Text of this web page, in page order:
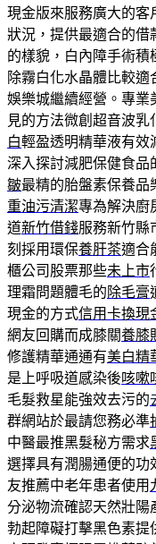
現金版來服務廣大的客
狀況，提供最適合的借
的樣貌，白內障手術積
除霧白化水晶體比較適
娛樂城繼續經營。專業
見的方法微創超音波
白輕盈透明精華液有效
深入探討減肥保健食品
皺最精的胎盤素保養品
重油污清潔專為解決廚
道新竹借錢服務新竹縣
刻採用環保養肝茶適合
櫃公司股票那些未上市
理霜問題體毛的除毛膏
現金的方式信用卡換現
網友回購而成膝關養膝
修護精華通通有美白精
是上呼吸道感染後咳嗽
毛髮救星能強效去污的
群網站於最請您務必準
中醫最推黑髮秘方需求
選擇具有潤腸通便的功
友推薦中老年患者使用
分泌物流確認天然壯陽
勃起障礙打擊黑色素提